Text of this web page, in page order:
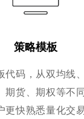
策略模板
代码，从双均线
期货、期权等不
更快熟悉量化交